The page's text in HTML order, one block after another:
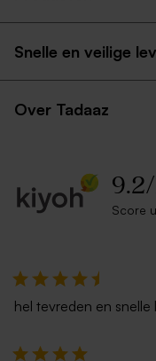
Goud metallic envelop
Snelle en veilige
Over Tadaaz
9.2/
Score
hel tevreden en snelle